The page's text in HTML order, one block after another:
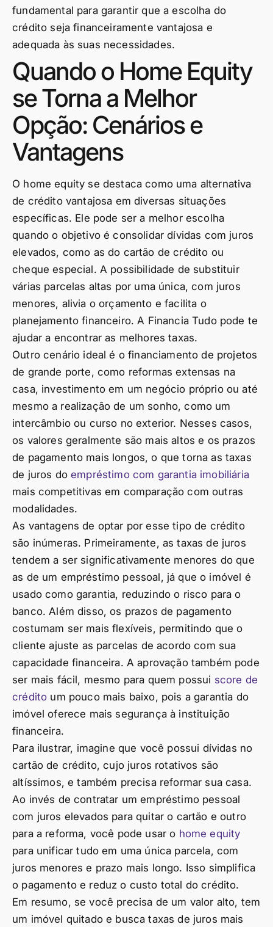
fundamental para garantir que a escolha do
crédito seja financeiramente vantajosa e
adequada às suas necessidades.
Quando o Home Equity
se Torna a Melhor
Opção: Cenários e
Vantagens
O home equity se destaca como uma alternativa
de crédito vantajosa em diversas situações
específicas. Ele pode ser a melhor escolha
quando o objetivo é consolidar dívidas com juros
elevados, como as do cartão de crédito ou
cheque especial. A possibilidade de substituir
várias parcelas altas por uma única, com juros
menores, alivia o orçamento e facilita o
planejamento financeiro. A Financia Tudo pode te
ajudar a encontrar as melhores taxas.
Outro cenário ideal é o financiamento de projetos
de grande porte, como reformas extensas na
casa, investimento em um negócio próprio ou até
mesmo a realização de um sonho, como um
intercâmbio ou curso no exterior. Nesses casos,
os valores geralmente são mais altos e os prazos
de pagamento mais longos, o que torna as taxas
de juros doempréstimo com garantia imobiliária
mais competitivas em comparação com outras
modalidades.
As vantagens de optar por esse tipo de crédito
são inúmeras. Primeiramente, as taxas de juros
tendem a ser significativamente menores do que
as de um empréstimo pessoal, já que o imóvel é
usado como garantia, reduzindo o risco para o
banco. Além disso, os prazos de pagamento
costumam ser mais flexíveis, permitindo que o
cliente ajuste as parcelas de acordo com sua
capacidade financeira. A aprovação também pode
ser mais fácil, mesmo para quem possui score de
crédito um pouco mais baixo, pois a garantia do
imóvel oferece mais segurança à instituição
financeira.
Para ilustrar, imagine que você possui dívidas no
cartão de crédito, cujo juros rotativos são
altíssimos, e também precisa reformar sua casa.
Ao invés de contratar um empréstimo pessoal
com juros elevados para quitar o cartão e outro
para a reforma, você pode usar o home equity
para unificar tudo em uma única parcela, com
juros menores e prazo mais longo. Isso simplifica
o pagamento e reduz o custo total do crédito.
Em resumo, se você precisa de um valor alto, tem
um imóvel quitado e busca taxas de juros mais